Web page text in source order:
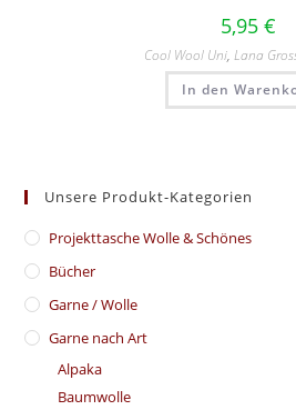
5,95 €
Cool Wool Uni, Lana
In den
Unsere Produkt-Kategorien
​Projekttasche Wolle & Schönes
Bücher
Garne / Wolle
Garne nach Art
Alpaka
Baumwolle